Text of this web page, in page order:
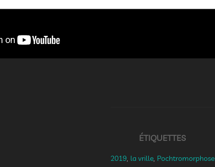
ÉTIQUETTES
2019, la vrille, Pochtromorphose